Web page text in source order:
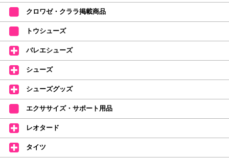
カード決済をされたお客様は決済金額の変更をさせていただきます。
【ミルバ×たけいみき】オリジナルタオルが新登場!
レッスンのお供にはもちろん、毎日の持ち歩きやギフトにもぴったりのミル
バオリジナルタオルです。
たけいみきさんが描く「夢かわいい」バレエイラストが、そのままタオルに
なりました。
デラロミラノ2026コレクションの販売を開始しました☆
↑ご購入頂いたお客様に、デラロミラノのロゴ入りボールペンをプレゼント
中。
(お一人様1本限りになります)
価格改定のお知らせ
2026年4月1日よりシューズ全般、衣類など商品を値上げしました。
クロワゼ・クララ掲載商品
トウシューズ
バレエシューズ
シューズ
シューズグッズ
エクササイズ・サポート用品
レオタード
タイツ